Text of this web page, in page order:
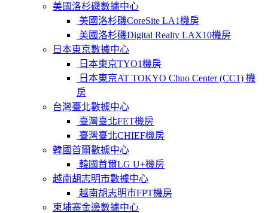
美國洛杉磯數據中心
美國洛杉磯CoreSite LA1機房
美國洛杉磯Digital Realty LAX10機房
日本東京數據中心
日本東京TYO1機房
日本東京AT TOKYO Chuo Center (CC1) 機
房
台灣臺北數據中心
臺灣臺北FET機房
臺灣臺北CHIEF機房
韓國首爾數據中心
韓國首爾LG U+機房
越南胡志明市數據中心
越南胡志明市FPT機房
柬埔寨金邊數據中心